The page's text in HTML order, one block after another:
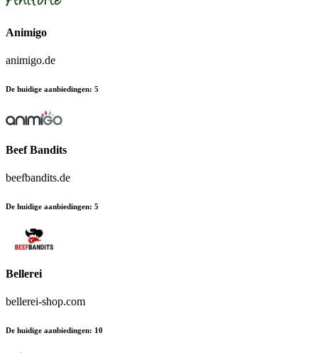
Animigo
animigo.de
De huidige aanbiedingen: 5
Beef Bandits
beefbandits.de
De huidige aanbiedingen: 5
Bellerei
bellerei-shop.com
De huidige aanbiedingen: 10